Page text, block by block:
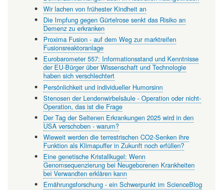
Wir lachen von frühester Kindheit an
Die Impfung gegen Gürtelrose senkt das Risiko an
Demenz zu erkranken
Proxima Fusion - auf dem Weg zur marktreifen
Fusionsreaktoranlage
Eurobarometer 557: Informationsstand und Kenntnisse
der EU-Bürger über Wissenschaft und Technologie
haben sich verschlechtert
Persönlichkeit und individueller Humorsinn
Stenosen der Lendenwirbelsäule - Operation oder nicht-
Operation, das ist die Frage
Der Tag der Seltenen Erkrankungen 2025 wird in den
USA verschoben - warum?
Wieweit werden die terrestrischen CO2-Senken ihre
Funktion als Klimapuffer in Zukunft noch erfüllen?
Eine genetische Kristallkugel: Wenn
Genomsequenzierung bei Neugeborenen Krankheiten
bei Verwandten erklären kann
Ernährungsforschung - ein Schwerpunkt im ScienceBlog